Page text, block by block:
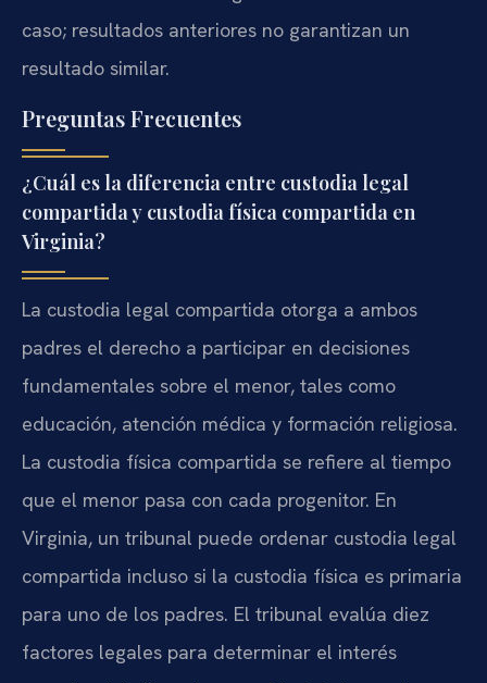
caso; resultados anteriores no garantizan un
resultado similar.
Preguntas Frecuentes
¿Cuál es la diferencia entre custodia legal
compartida y custodia física compartida en
Virginia?
La custodia legal compartida otorga a ambos
padres el derecho a participar en decisiones
fundamentales sobre el menor, tales como
educación, atención médica y formación religiosa.
La custodia física compartida se refiere al tiempo
que el menor pasa con cada progenitor. En
Virginia, un tribunal puede ordenar custodia legal
compartida incluso si la custodia física es primaria
para uno de los padres. El tribunal evalúa diez
factores legales para determinar el interés